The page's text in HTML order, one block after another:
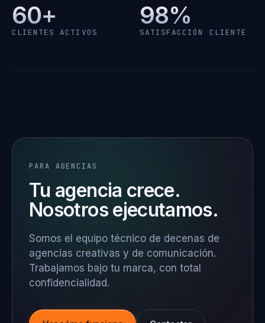
60+
CLIENTES ACTIVOS
98%
SATISFACCIÓN CLIENTE
PARA AGENCIAS
Tu agencia crece.
Nosotros ejecutamos.
Somos el equipo técnico de decenas de
agencias creativas y de comunicación.
Trabajamos bajo tu marca, con total
confidencialidad.